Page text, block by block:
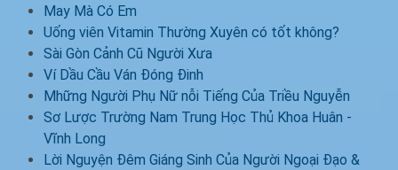
May Mà Có Em
Uống viên Vitamin Thường Xuyên có tốt không?
Sài Gòn Cảnh Cũ Người Xưa
Ví Dầu Cầu Ván Đóng Đinh
Mhững Người Phụ Nữ nỗi Tiếng Của Triều Nguyễn
Sơ Lược Trường Nam Trung Học Thủ Khoa Huân -
Vĩnh Long
Lời Nguyện Đêm Giáng Sinh Của Người Ngoại Đạo &